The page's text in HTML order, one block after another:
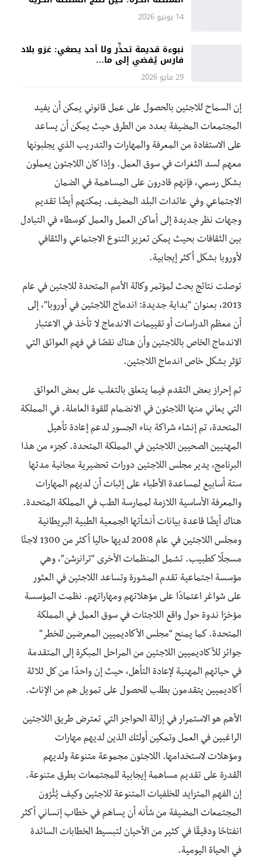
14 يونيو 2026
نبوءة قديمة تحذِّر ولا أحد يصغي: غزو بلاد
فارس يُفضي إلى ما…
29 مايو 2026
إن السماح للاجئين بالحصول على عمل قانوني يمكن أن يفيد
المجتمعات المضيفة بعدد من الطرق حيث يمكن أن يساعد
على الاستفادة من المعرفة والمهارات والتدريب الذي يجلبونها
معهم لسد الثغرات في سوق العمل. وإذا كان اللاجئون يعملون
بشكل رسمي، فإنهم قادرون على المساهمة في الضمان
الاجتماعي وفي عائدات البلد المضيف. يمكنهم أيضًا تقديم
وجهات نظر جديدة إلى أماكن العمل والعمل كوسطاء في التبادل
بين الثقافات بحيث يمكن تعزيز التنوع الاجتماعي والثقافي
لأوروبا بشكل أكثر إيجابية.
توصلت نتائج بحث لمؤتمر وكالة الأمم المتحدة للاجئين في عام
2013، بعنوان “بداية جديدة: اندماج اللاجئين في أوروبا”، إلى
أن معظم الدراسات أو تقييمات الاندماج لا تأخذ في الاعتبار
الاندماج الخاص باللاجئين وأن هناك نقصًا في فهم العوائق التي
تؤثر بشكل خاص اندماج اللاجئين.
تم إحراز بعض التقدم فيما يتعلق بالتغلب على بعض العوائق
التي يعاني منها اللاجئون في الانضمام للقوة العاملة. في المملكة
المتحدة، تم إنشاء شراكة بناء الجسور لدعم إعادة تأهيل
المهنيين الصحيين اللاجئين في المملكة المتحدة. كجزء من هذا
البرنامج، يدير مجلس اللاجئين دورات تحضيرية مجانية مدتها
ستة أسابيع لمساعدة الأطباء على إثبات أن لديهم المهارات
والمعرفة الأساسية اللازمة لممارسة الطب في المملكة المتحدة.
هناك أيضًا قاعدة بيانات أنشأتها الجمعية الطبية البريطانية
ومجلس اللاجئين في عام 2008 لديها حاليا أكثر من 1300 لاجئًا
مسجلًا كطبيب. تشمل المنظمات الأخرى “ترانزشن”، وهي
مؤسسة اجتماعية تقدم المشورة وتساعد اللاجئين في العثور
على شواغر اعتمادًا على مؤهلاتهم ومهاراتهم. نظمت المؤسسة
مؤخرًا ندوة حول واقع اللاجئات في سوق العمل في المملكة
المتحدة. كما يمنح “مجلس الأكاديميين المعرضين للخطر”
جوائز للأكاديميين اللاجئين من المراحل المبكرة إلى المتقدمة
في حياتهم المهنية لإعادة التأهل، حيث إن واحدًا من كل ثلاثة
أكاديميين يتقدمون بطلب للحصول على تمويل هم من الإناث.
الأهم هو الاستمرار في إزالة الحواجز التي تعترض طريق اللاجئين
الراغبين في العمل وتمكين أولئك الذين لديهم مهارات
ومؤهلات لاستخدامها. اللاجئون مجموعة متنوعة ولديهم
القدرة على تقديم مساهمة إيجابية للمجتمعات بطرق متنوعة.
إن الفهم المتزايد للخلفيات المتنوعة للاجئين وكيف يُثْرُون
المجتمعات المضيفة من شأنه أن يساهم في خطاب إنساني أكثر
انفتاحًا ودقيقًا في كثير من الأحيان لتبسيط الخطابات السائدة
في الحياة اليومية.